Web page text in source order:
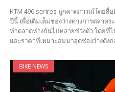
KTM 490 serires ถูกคาดการณ์โดยสื่
ปีนี้ เพื่อเติมเต็มช่องว่างทางการตลาดร
ทำตลาดห่างกันไปหลายช่วงตัว โดยที่
และราคาที่เหมาะสมมาอุดช่องว่างดัง
BIKE NEWS